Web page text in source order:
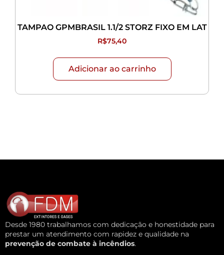
TAMPAO GPMBRASIL 1.1/2 STORZ FIXO EM LAT
R$75,40
Adicionar ao carrinho
Desde 1980 trabalhamos com dedicação e honestidade para
prestar um atendimento com rapidez e qualidade na
prevenção de combate à incêndios.